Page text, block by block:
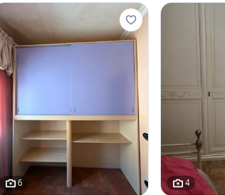
6 4